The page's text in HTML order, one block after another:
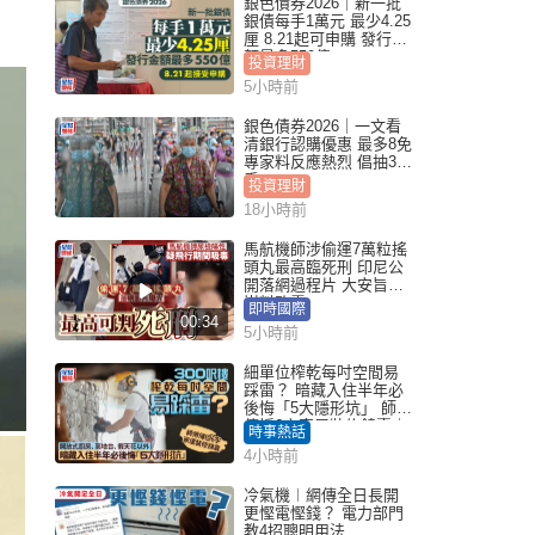
銀債每手1萬元 最少4.25
厘 8.21起可申購 發行金
額最多550億
投資理財
5小時前
銀色債券2026｜一文看
清銀行認購優惠 最多8免
專家料反應熱烈 倡抽30
手
投資理財
18小時前
00:34
馬航機師涉偷運7萬粒搖
頭丸最高臨死刑 印尼公
開落網過程片 大安旨意
豈料敗露
即時國際
5小時前
細單位榨乾每吋空間易
踩雷？ 暗藏入住半年必
後悔「5大隱形坑」 師傅
傳授6字家居裝修錦囊｜
Juicy叮
時事熱話
4小時前
冷氣機︱網傳全日長開
更慳電慳錢？ 電力部門
教4招聰明用法